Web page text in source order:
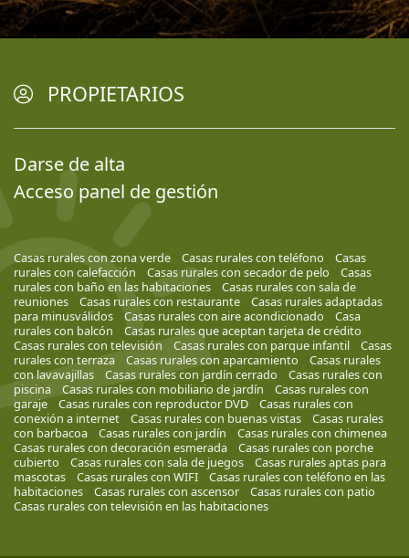
PROPIETARIOS
Darse de alta
Acceso panel de gestión
Casas rurales con zona verde Casas rurales con teléfono
Casas
rurales con calefacción
Casas rurales con secador de pelo
Casas
rurales con baño en las habitaciones
Casas rurales con sala de
reuniones
Casas rurales con restaurante
Casas rurales adaptadas
para minusválidos
Casas rurales con aire acondicionado
Casa
rurales con balcón
Casas rurales que aceptan tarjeta de crédito
Casas rurales con televisión
Casas rurales con parque infantil
Casas
rurales con terraza
Casas rurales con aparcamiento
Casas rurales
con lavavajillas
Casas rurales con jardín cerrado
Casas rurales con
piscina
Casas rurales con mobiliario de jardín
Casas rurales con
garaje
Casas rurales con reproductor DVD
Casas rurales con
conexión a internet
Casas rurales con buenas vistas
Casas rurales
con barbacoa
Casas rurales con jardín
Casas rurales con chimenea
Casas rurales con decoración esmerada
Casas rurales con porche
cubierto
Casas rurales con sala de juegos
Casas rurales aptas para
mascotas
Casas rurales con WIFI
Casas rurales con teléfono en las
habitaciones
Casas rurales con ascensor
Casas rurales con patio
Casas rurales con televisión en las habitaciones